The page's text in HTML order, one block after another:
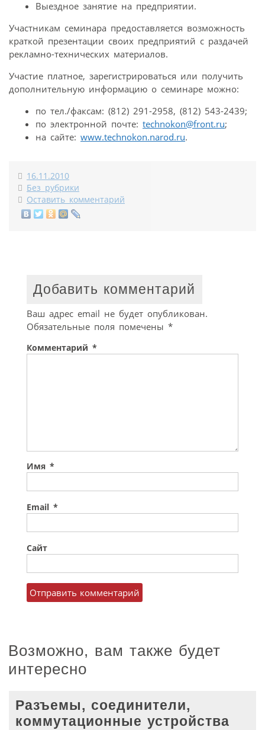
Выездное занятие на предприятии.
Участникам семинара предоставляется возможность
краткой презентации своих предприятий с раздачей
рекламно-технических материалов.
Участие платное, зарегистрироваться или получить
дополнительную информацию о семинаре можно:
по тел./факсам: (812) 291-2958, (812) 543-2439;
по электронной почте: technokon@front.ru;
на сайте: www.technokon.narod.ru.
16.11.2010
Без рубрики
Оставить комментарий
Добавить комментарий
Ваш адрес email не будет опубликован.
Обязательные поля помечены *
Комментарий *
Имя *
Email *
Сайт
Возможно, вам также будет
интересно
Разъемы, соединители,
коммутационные устройства